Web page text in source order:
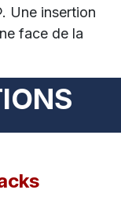
Une insertion
face de la